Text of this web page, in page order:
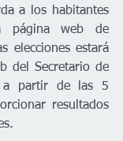
a los habitantes
página web de
elecciones estará
del Secretario de
partir de las 5
resultados